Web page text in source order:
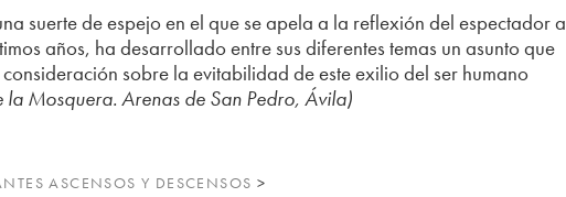
suerte de espejo en el que se apela a la reflexión del espectador a
años, ha desarrollado entre sus diferentes temas un asunto que
sobre la evitabilidad de este exilio del ser humano
la Mosquera. Arenas de San Pedro, Ávila)
ASCENSOS Y DESCENSOS >